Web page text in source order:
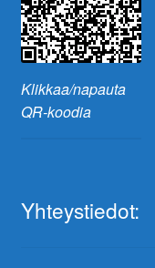
Klikkaa/napauta
QR-koodia
Yhteystiedot: